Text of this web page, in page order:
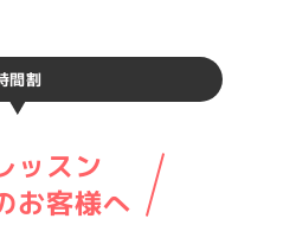
間割
ッスン
お客様へ